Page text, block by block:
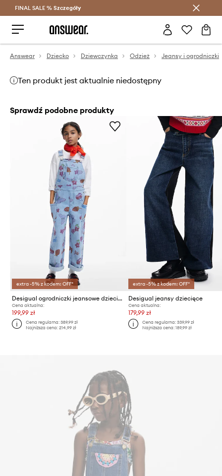
Oszczędzaj z Answear Club >
FINAL SALE % Szczegóły
Answear Dziecko Dziewczynka Odzież Jeansy i ogrodniczki
Ten produkt jest aktualnie niedostępny
Sprawdź podobne produkty
extra -5% z kodem: OFF*
Desigual ogrodniczki jeansowe dziecięce
Cena aktualna:
199,99 zł
Cena regularna:389,99 zł
Najniższa cena:214,99 zł
extra -5% z kodem: OFF*
Desigual jeansy dziecięce
Cena aktualna:
179,99 zł
Cena regularna: 339,99 zł
Najniższa cena: 189,99 zł